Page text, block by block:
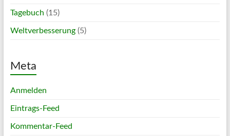
Tagebuch (15)
Weltverbesserung(5)
Meta
Anmelden
Eintrags-Feed
Kommentar-Feed